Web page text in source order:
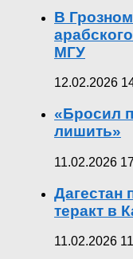
В
МГУ
12.02.2026
«Бросил
лишить»
11.02.2026
Дагестан
теракт в
11.02.2026